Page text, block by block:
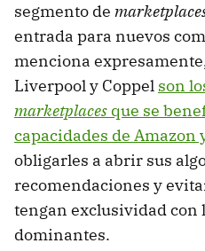
segmento de
entrada para nuevos
menciona
Liverpool y Coppel son
marketplaces que se
capacidades de Amazon
obligarles a abrir sus
recomendaciones y
tengan exclusividad con
dominantes.